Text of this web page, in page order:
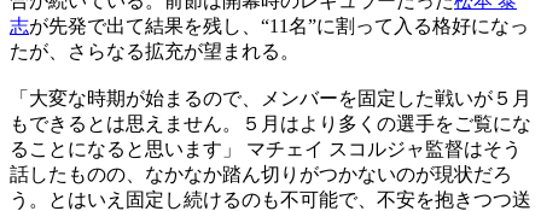
志が先発で出て結果を残し、“11名”に割って入る格好になっ
たが、さらなる拡充が望まれる。
「大変な時期が始まるので、メンバーを固定した戦いが５月
もできるとは思えません。５月はより多くの選手をご覧にな
ることになると思います」 マチェイ スコルジャ監督はそう
話したものの、なかなか踏ん切りがつかないのが現状だろ
う。とはいえ固定し続けるのも不可能で、不安を抱きつつ送